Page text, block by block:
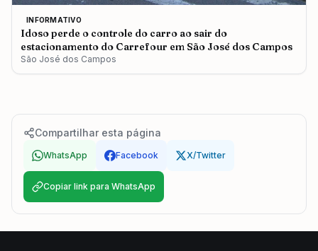
INFORMATIVO
Idoso perde o controle do carro ao sair do
estacionamento do Carrefour em São José dos Campos
São José dos Campos
Compartilhar esta página
WhatsApp Facebook X/Twitter
Copiar link para WhatsApp